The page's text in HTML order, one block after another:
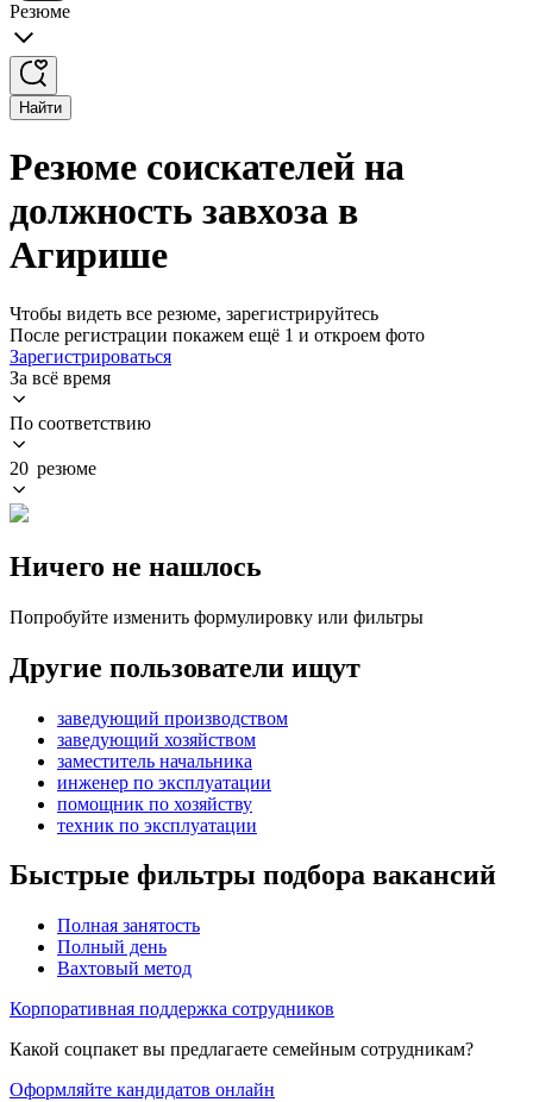
Резюме
Найти
Резюме соискателей на
должность завхоза в
Агирише
Чтобы видеть все резюме, зарегистрируйтесь
После регистрации покажем ещё 1 и откроем фото
Зарегистрироваться
За всё время
По соответствию
20 резюме
Ничего не нашлось
Попробуйте изменить формулировку или фильтры
Другие пользователи ищут
заведующий производством
заведующий хозяйством
заместитель начальника
инженер по эксплуатации
помощник по хозяйству
техник по эксплуатации
Быстрые фильтры подбора вакансий
Полная занятость
Полный день
Вахтовый метод
Корпоративная поддержка сотрудников
Какой соцпакет вы предлагаете семейным сотрудникам?
Оформляйте кандидатов онлайн